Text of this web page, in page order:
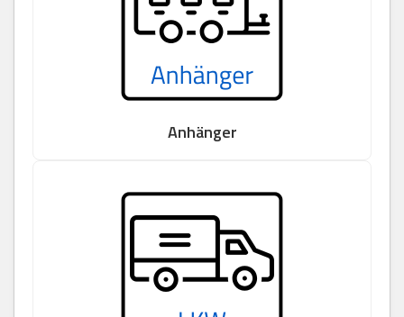
Anhänger